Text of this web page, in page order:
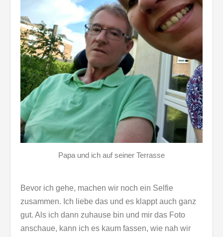
Papa und ich auf seiner Terrasse
Bevor ich gehe, machen wir noch ein Selfie
zusammen. Ich liebe das und es klappt auch ganz
gut. Als ich dann zuhause bin und mir das Foto
anschaue, kann ich es kaum fassen, wie nah wir